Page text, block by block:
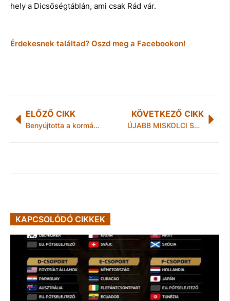
hely a Dicsőségtáblán, ami csak Rád vár.
Érdekesnek találtad? Oszd meg a Facebookon!
ELŐZŐ CIKK
Benyújtotta a kormány a korrupcióellenes törvénycsomagot
KÖVETKEZŐ CIKK
ÚJABB MISKOLCI SPORTCSILLAGOKAT AVATNAK
KAPCSOLÓDÓ CIKKEK